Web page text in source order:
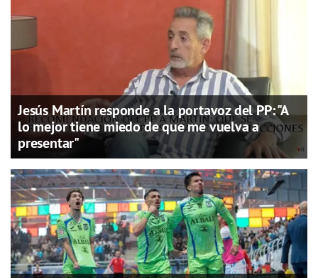
Jesús Martín responde a la portavoz del PP: "A
lo mejor tiene miedo de que me vuelva a
presentar"